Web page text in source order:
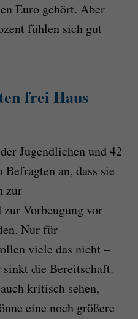
Euro gehört. Aber
fühlen sich gut
frei Haus
Jugendlichen und 42
Befragten an, dass sie
zur
Vorbeugung vor
Nur für
viele das nicht –
die Bereitschaft.
kritisch sehen,
eine noch größere